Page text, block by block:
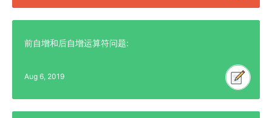
前自增和后自增运算符问题:
Aug 6, 2019